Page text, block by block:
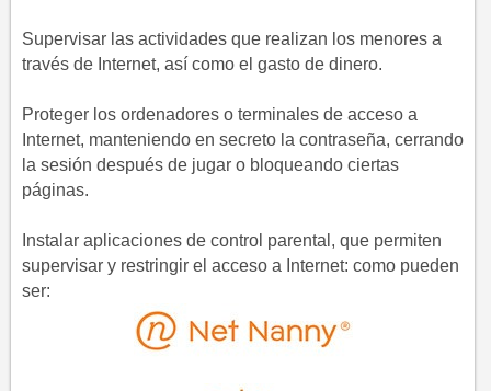
Supervisar las actividades que realizan los menores a
través de Internet, así como el gasto de dinero.
Proteger los ordenadores o terminales de acceso a
Internet, manteniendo en secreto la contraseña, cerrando
la sesión después de jugar o bloqueando ciertas
páginas.
Instalar aplicaciones de control parental, que permiten
supervisar y restringir el acceso a Internet: como pueden
ser: